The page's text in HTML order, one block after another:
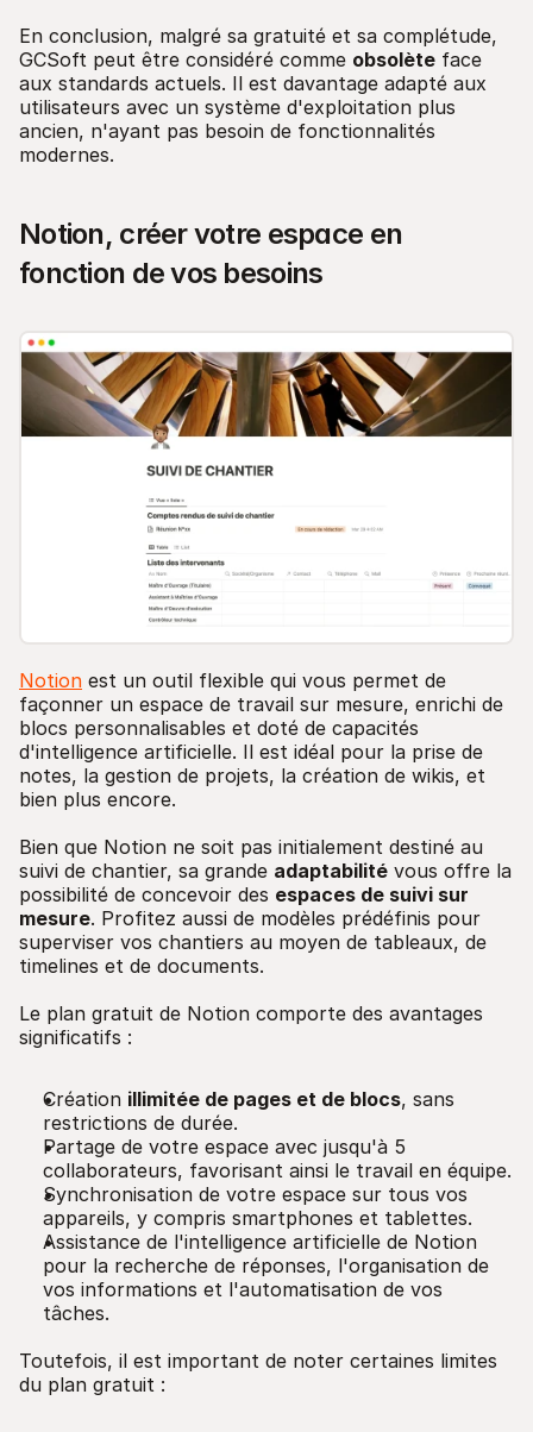
En conclusion, malgré sa gratuité et sa complétude,
GCSoft peut être considéré comme obsolète face
aux standards actuels. Il est davantage adapté aux
utilisateurs avec un système d'exploitation plus
ancien, n'ayant pas besoin de fonctionnalités
modernes.
Notion, créer votre espace en
fonction de vos besoins
Notion est un outil flexible qui vous permet de
façonner un espace de travail sur mesure, enrichi de
blocs personnalisables et doté de capacités
d'intelligence artificielle. Il est idéal pour la prise de
notes, la gestion de projets, la création de wikis, et
bien plus encore.
Bien que Notion ne soit pas initialement destiné au
suivi de chantier, sa grande adaptabilité vous offre la
possibilité de concevoir des espaces de suivi sur
mesure. Profitez aussi de modèles prédéfinis pour
superviser vos chantiers au moyen de tableaux, de
timelines et de documents.
Le plan gratuit de Notion comporte des avantages
significatifs :
Création illimitée de pages et de blocs, sans
restrictions de durée.
Partage de votre espace avec jusqu'à 5
collaborateurs, favorisant ainsi le travail en équipe.
Synchronisation de votre espace sur tous vos
appareils, y compris smartphones et tablettes.
Assistance de l'intelligence artificielle de Notion
pour la recherche de réponses, l'organisation de
vos informations et l'automatisation de vos
tâches.
Toutefois, il est important de noter certaines limites
du plan gratuit :